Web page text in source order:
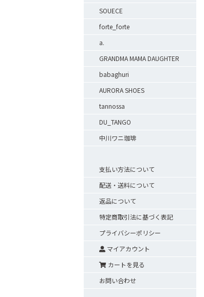
SOUECE
forte_forte
a.
GRANDMA MAMA DAUGHTER
babaghuri
AURORA SHOES
tannossa
DU_TANGO
中川ワニ珈琲
支払い方法について
配送・送料について
返品について
特定商取引法に基づく表記
プライバシーポリシー
マイアカウント
カートを見る
お問い合わせ